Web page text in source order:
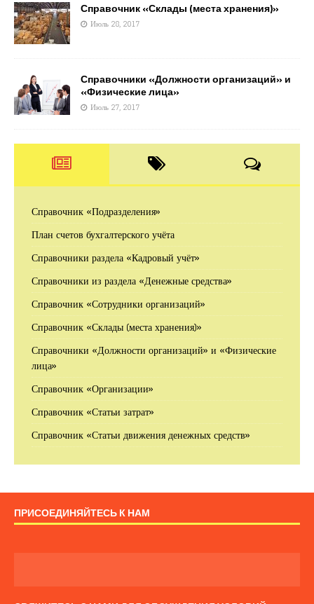
Справочник «Склады (места хранения)»
Июль 28, 2017
Справочники «Должности организаций» и
«Физические лица»
Июль 27, 2017
Справочник «Подразделения»
План счетов бухгалтерского учёта
Справочники раздела «Кадровый учёт»
Справочники из раздела «Денежные средства»
Справочник «Сотрудники организаций»
Справочник «Склады (места хранения)»
Справочники «Должности организаций» и «Физические
лица»
Справочник «Организации»
Справочник «Статьи затрат»
Справочник «Статьи движения денежных средств»
ПРИСОЕДИНЯЙТЕСЬ К НАМ